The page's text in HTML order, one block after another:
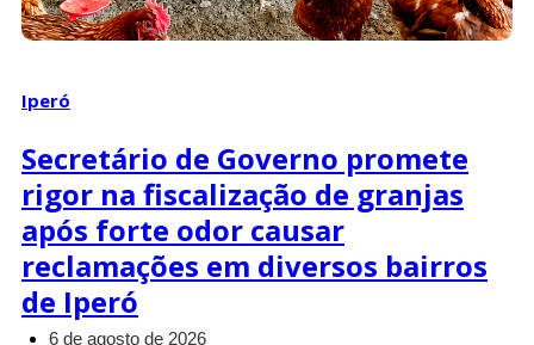
Iperó
Secretário de Governo promete
rigor na fiscalização de granjas
após forte odor causar
reclamações em diversos bairros
de Iperó
6 de agosto de 2026